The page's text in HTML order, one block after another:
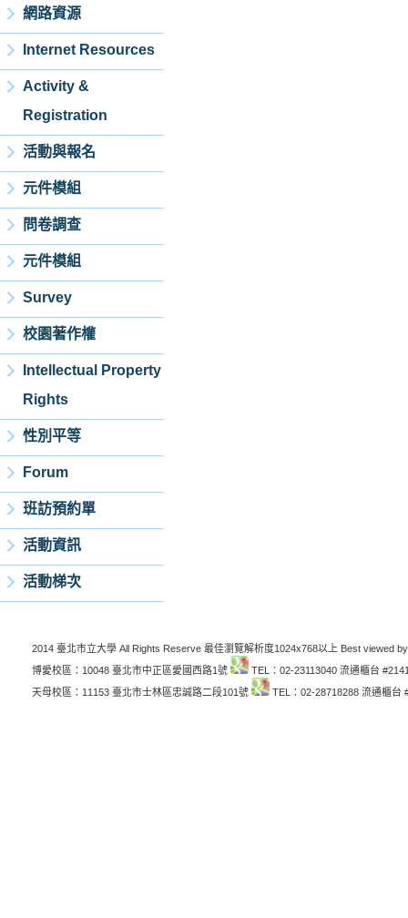
網路資源
Internet Resources
Activity &
Registration
活動與報名
元件模組
問卷調查
元件模組
Survey
校園著作權
Intellectual Property
Rights
性別平等
Forum
班訪預約單
活動資訊
活動梯次
2014 臺北市立大學 All Rights Reserve 最佳瀏覽解析度1024x768以上 Best viewed
博愛校區：10048 臺北市中正區愛國西路1號
TEL：02-23113040 流通櫃台
天母校區：11153 臺北市士林區忠誠路二段101號
TEL：02-28718288 流通櫃台